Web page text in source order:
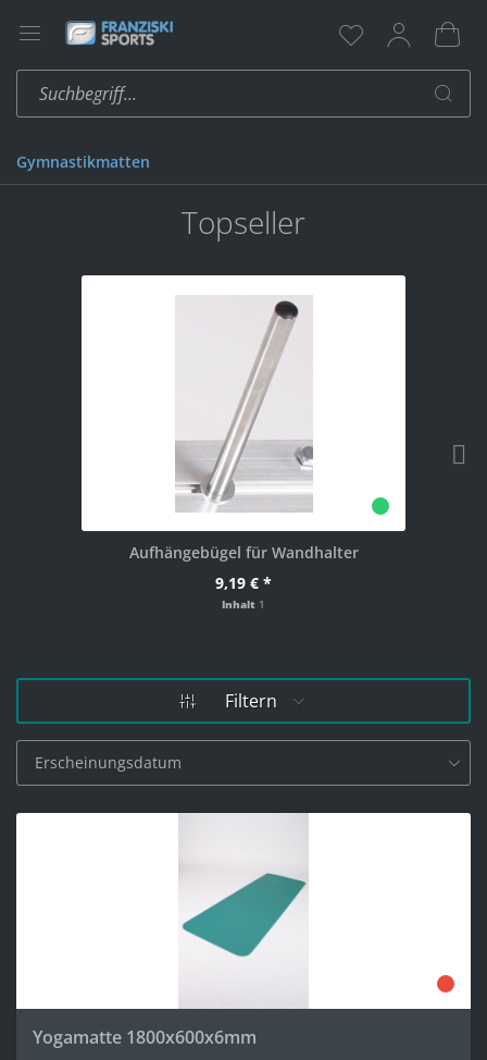
Gymnastikmatten
Topseller
Aufhängebügel für Wandhalter
9,19 € *
Inhalt 1
Filtern
Yogamatte 1800x600x6mm